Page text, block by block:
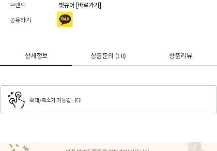
브랜드
벳큐어 [바로가기]
공유하기
상세정보 상품문의(10) 상품리뷰
확대/축소가 가능합니다